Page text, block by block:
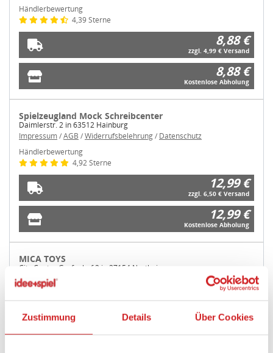
Zustimmung Details Über Cookies
Händlerbewertung
4,39 Sterne
8,88 €
zzgl. 4,99 € Versand
8,88 €
Kostenlose Abholung
Spielzeugland Mock Schreibcenter
Daimlerstr. 2 in 63512 Hainburg
Impressum/AGB /Widerrufsbelehrung/ Datenschutz
Händlerbewertung
4,92 Sterne
12,99 €
zzgl. 6,50 € Versand
12,99 €
Kostenlose Abholung
MICA TOYS
City Center Grafenhof 2 in 37154 Northeim
Impressum/
14,99 €
zzgl. 7,99 € Versand